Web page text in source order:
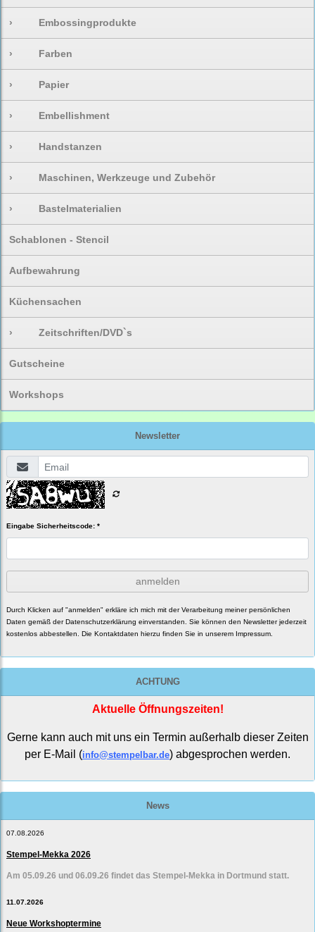
› Embossingprodukte
› Farben
› Papier
› Embellishment
› Handstanzen
› Maschinen, Werkzeuge und Zubehör
› Bastelmaterialien
Schablonen - Stencil
Aufbewahrung
Küchensachen
› Zeitschriften/DVD`s
Gutscheine
Workshops
Newsletter
Eingabe Sicherheitscode: *
anmelden
Durch Klicken auf "anmelden" erkläre ich mich mit der Verarbeitung meiner persönlichen
Daten gemäß der Datenschutzerklärung einverstanden. Sie können den Newsletter jederzeit
kostenlos abbestellen. Die Kontaktdaten hierzu finden Sie in unserem Impressum.
ACHTUNG
Aktuelle Öffnungszeiten!
Gerne kann auch mit uns ein Termin außerhalb dieser Zeiten
per E-Mail (info@stempelbar.de) abgesprochen werden.
News
07.08.2026
Stempel-Mekka 2026
Am 05.09.26 und 06.09.26 findet das Stempel-Mekka in Dortmund statt.
11.07.2026
Neue Workshoptermine